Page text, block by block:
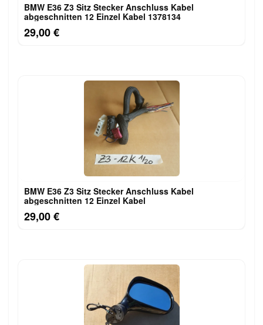
BMW E36 Z3 Sitz Stecker Anschluss Kabel
abgeschnitten 12 Einzel Kabel 1378134
29,00 €
BMW E36 Z3 Sitz Stecker Anschluss Kabel
abgeschnitten 12 Einzel Kabel
29,00 €